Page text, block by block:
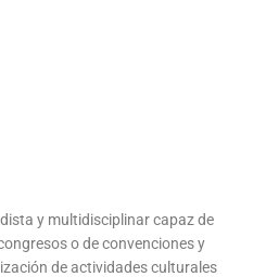
y multidisciplinar capaz de
o de convenciones y
de actividades culturales